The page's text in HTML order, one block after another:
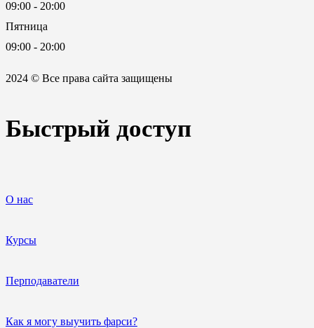
09:00 - 20:00
Пятница
09:00 - 20:00
2024 © Все права сайта защищены
Быстрый доступ
О нас
Курсы
Перподаватели
Как я могу выучить фарси?